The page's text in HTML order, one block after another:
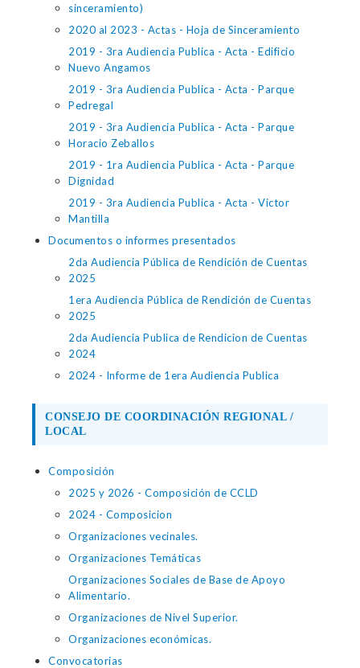
sinceramiento)
2020 al 2023 - Actas - Hoja de Sinceramiento
2019 - 3ra Audiencia Publica - Acta - Edificio
Nuevo Angamos
2019 - 3ra Audiencia Publica - Acta - Parque
Pedregal
2019 - 3ra Audiencia Publica - Acta - Parque
Horacio Zeballos
2019 - 1ra Audiencia Publica - Acta - Parque
Dignidad
2019 - 3ra Audiencia Publica - Acta - Victor
Mantilla
Documentos o informes presentados
2da Audiencia Pública de Rendición de Cuentas
2025
1era Audiencia Pública de Rendición de Cuentas
2025
2da Audiencia Publica de Rendicion de Cuentas
2024
2024 - Informe de 1era Audiencia Publica
CONSEJO DE COORDINACIÓN REGIONAL /
LOCAL
Composición
2025 y 2026 - Composición de CCLD
2024 - Composicion
Organizaciones vecinales.
Organizaciones Temáticas
Organizaciones Sociales de Base de Apoyo
Alimentario.
Organizaciones de Nivel Superior.
Organizaciones económicas.
Convocatorias